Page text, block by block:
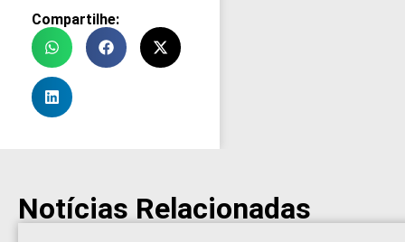
Compartilhe:
Notícias Relacionadas